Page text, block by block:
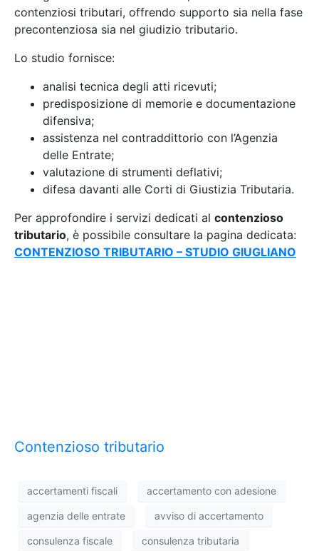
contenziosi tributari, offrendo supporto sia nella fase
precontenziosa sia nel giudizio tributario.
Lo studio fornisce:
analisi tecnica degli atti ricevuti;
predisposizione di memorie e documentazione
difensiva;
assistenza nel contraddittorio con l’Agenzia
delle Entrate;
valutazione di strumenti deflativi;
difesa davanti alle Corti di Giustizia Tributaria.
Per approfondire i servizi dedicati al contenzioso
tributario, è possibile consultare la pagina dedicata:
CONTENZIOSO TRIBUTARIO – STUDIO GIUGLIANO
Contenzioso tributario
accertamenti fiscali accertamento con adesione
agenzia delle entrate avviso di accertamento
consulenza fiscale consulenza tributaria